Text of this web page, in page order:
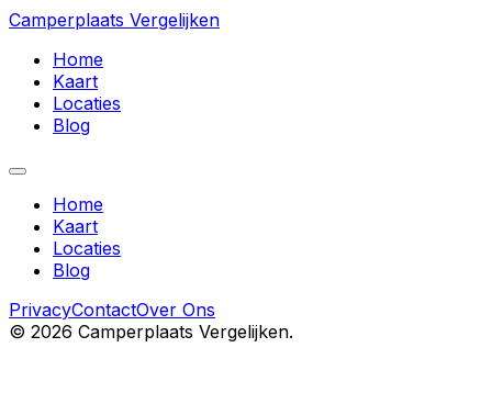
Camperplaats Vergelijken
Home
Kaart
Locaties
Blog
Home
Kaart
Locaties
Blog
PrivacyContactOver Ons
© 2026 Camperplaats Vergelijken.